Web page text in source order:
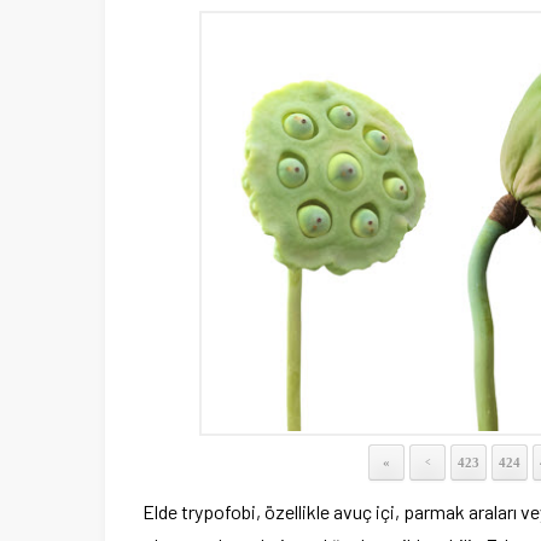
« < 423 424
Elde trypofobi, özellikle avuç içi, parmak araları